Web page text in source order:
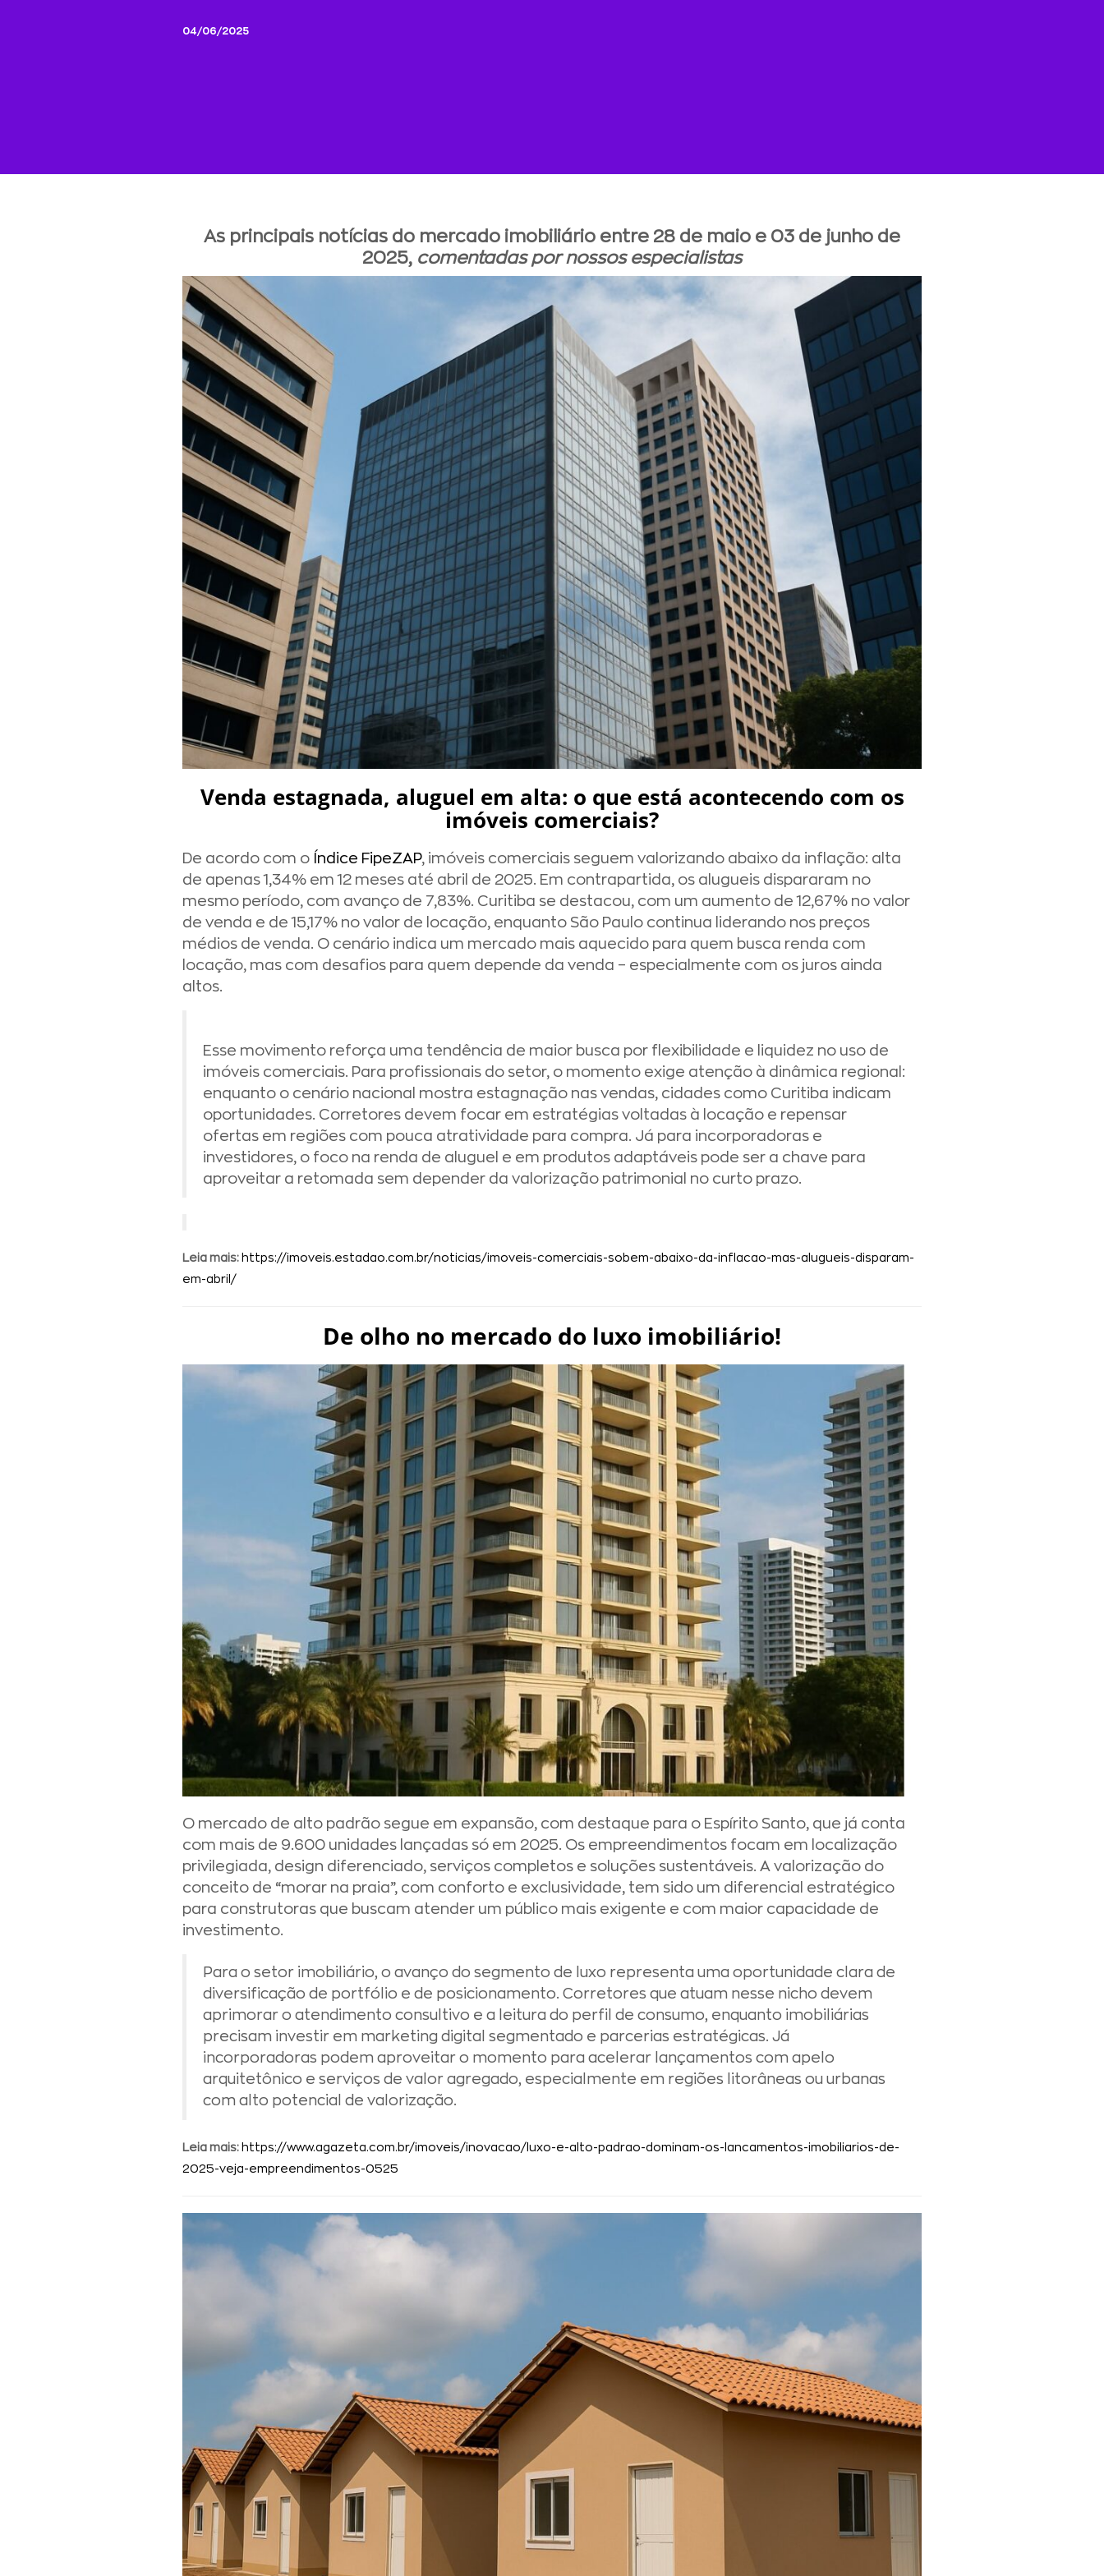
04/06/2025
As principais notícias do mercado imobiliário entre 28 de maio e 03 de junho de
2025, comentadas por nossos especialistas
Venda estagnada, aluguel em alta: o que está acontecendo com os
imóveis comerciais?
De acordo com o Índice FipeZAP, imóveis comerciais seguem valorizando abaixo da inflação: alta
de apenas 1,34% em 12 meses até abril de 2025. Em contrapartida, os alugueis dispararam no
mesmo período, com avanço de 7,83%. Curitiba se destacou, com um aumento de 12,67% no valor
de venda e de 15,17% no valor de locação, enquanto São Paulo continua liderando nos preços
médios de venda. O cenário indica um mercado mais aquecido para quem busca renda com
locação, mas com desafios para quem depende da venda – especialmente com os juros ainda
altos.
Esse movimento reforça uma tendência de maior busca por flexibilidade e liquidez no uso de
imóveis comerciais. Para profissionais do setor, o momento exige atenção à dinâmica regional:
enquanto o cenário nacional mostra estagnação nas vendas, cidades como Curitiba indicam
oportunidades. Corretores devem focar em estratégias voltadas à locação e repensar
ofertas em regiões com pouca atratividade para compra. Já para incorporadoras e
investidores, o foco na renda de aluguel e em produtos adaptáveis pode ser a chave para
aproveitar a retomada sem depender da valorização patrimonial no curto prazo.
Leia mais: https://imoveis.estadao.com.br/noticias/imoveis-comerciais-sobem-abaixo-da-inflacao-mas-alugueis-disparam-
em-abril/
De olho no mercado do luxo imobiliário!
O mercado de alto padrão segue em expansão, com destaque para o Espírito Santo, que já conta
com mais de 9.600 unidades lançadas só em 2025. Os empreendimentos focam em localização
privilegiada, design diferenciado, serviços completos e soluções sustentáveis. A valorização do
conceito de “morar na praia”, com conforto e exclusividade, tem sido um diferencial estratégico
para construtoras que buscam atender um público mais exigente e com maior capacidade de
investimento.
Para o setor imobiliário, o avanço do segmento de luxo representa uma oportunidade clara de
diversificação de portfólio e de posicionamento. Corretores que atuam nesse nicho devem
aprimorar o atendimento consultivo e a leitura do perfil de consumo, enquanto imobiliárias
precisam investir em marketing digital segmentado e parcerias estratégicas. Já
incorporadoras podem aproveitar o momento para acelerar lançamentos com apelo
arquitetônico e serviços de valor agregado, especialmente em regiões litorâneas ou urbanas
com alto potencial de valorização.
Leia mais: https://www.agazeta.com.br/imoveis/inovacao/luxo-e-alto-padrao-dominam-os-lancamentos-imobiliarios-de-
2025-veja-empreendimentos-0525